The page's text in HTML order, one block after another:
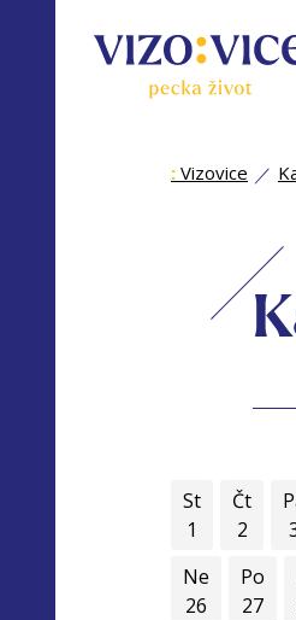
: Vizovice
St
1
Čt
2
Ne
26
Po
27